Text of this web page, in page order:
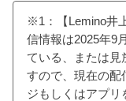
※1：【Lemino井
信情報は2025年9
ている、または見
すので、現在の配
ジもしくはアプリ